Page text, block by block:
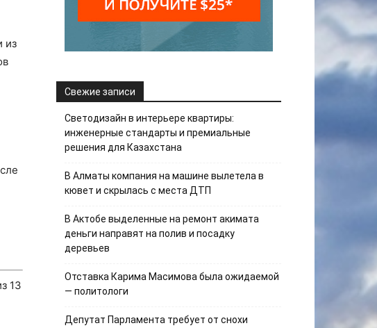
из
13
Свежие записи
Светодизайн в интерьере квартиры:
инженерные стандарты и премиальные
решения для Казахстана
В Алматы компания на машине вылетела в
кювет и скрылась с места ДТП
В Актобе выделенные на ремонт акимата
деньги направят на полив и посадку
деревьев
Отставка Карима Масимова была ожидаемой
— политологи
Депутат Парламента требует от снохи